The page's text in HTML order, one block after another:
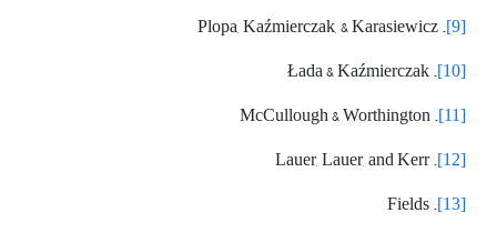
[9]
. Plopa, Kaźmierczak, & Karasiewicz
[10]
. Łada & Kaźmierczak
[11]
. McCullough & Worthington
[12]
. Lauer, Lauer, and Kerr
[13]
. Fields